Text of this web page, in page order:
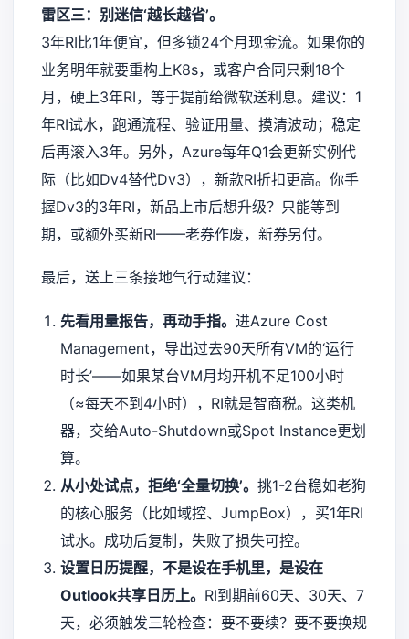
雷区三：别迷信‘越长越省’。
3年RI比1年便宜，但多锁24个月现金流。如果你的
业务明年就要重构上K8s，或客户合同只剩18个
月，硬上3年RI，等于提前给微软送利息。建议：1
年RI试水，跑通流程、验证用量、摸清波动；稳定
后再滚入3年。另外，Azure每年Q1会更新实例代
际（比如Dv4替代Dv3），新款RI折扣更高。你手
握Dv3的3年RI，新品上市后想升级？只能等到
期，或额外买新RI——老券作废，新券另付。
最后，送上三条接地气行动建议：
先看用量报告，再动手指。 进Azure Cost
Management，导出过去90天所有VM的‘运行
时长’——如果某台VM月均开机不足100小时
（≈每天不到4小时），RI就是智商税。这类机
器，交给Auto-Shutdown或Spot Instance更划
算。
从小处试点，拒绝‘全量切换’。 挑1-2台稳如老狗
的核心服务（比如域控、JumpBox），买1年RI
试水。成功后复制，失败了损失可控。
设置日历提醒，不是设在手机里，是设在
Outlook共享日历上。 RI到期前60天、30天、7
天，必须触发三轮检查：要不要续？要不要换规